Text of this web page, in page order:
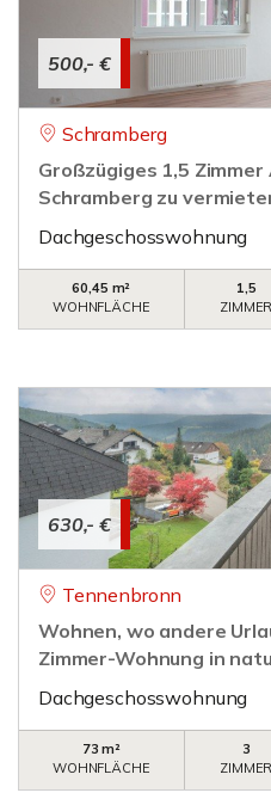
500,- €
Schramberg
Großzügiges 1,5
Schramberg zu
Dachgeschosswohnung
60,45 m²
WOHNFLÄCHE
1,5
ZIMMER
630,- €
Tennenbronn
Wohnen, wo andere
Zimmer-Wohnung in
Dachgeschosswohnung
73 m²
WOHNFLÄCHE
3
ZIMMER